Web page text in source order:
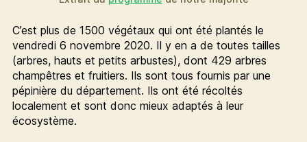
C’est plus de 1500 végétaux qui ont été plantés le
vendredi 6 novembre 2020. Il y en a de toutes tailles
(arbres, hauts et petits arbustes), dont 429 arbres
champêtres et fruitiers. Ils sont tous fournis par une
pépinière du département. Ils ont été récoltés
localement et sont donc mieux adaptés à leur
écosystème.